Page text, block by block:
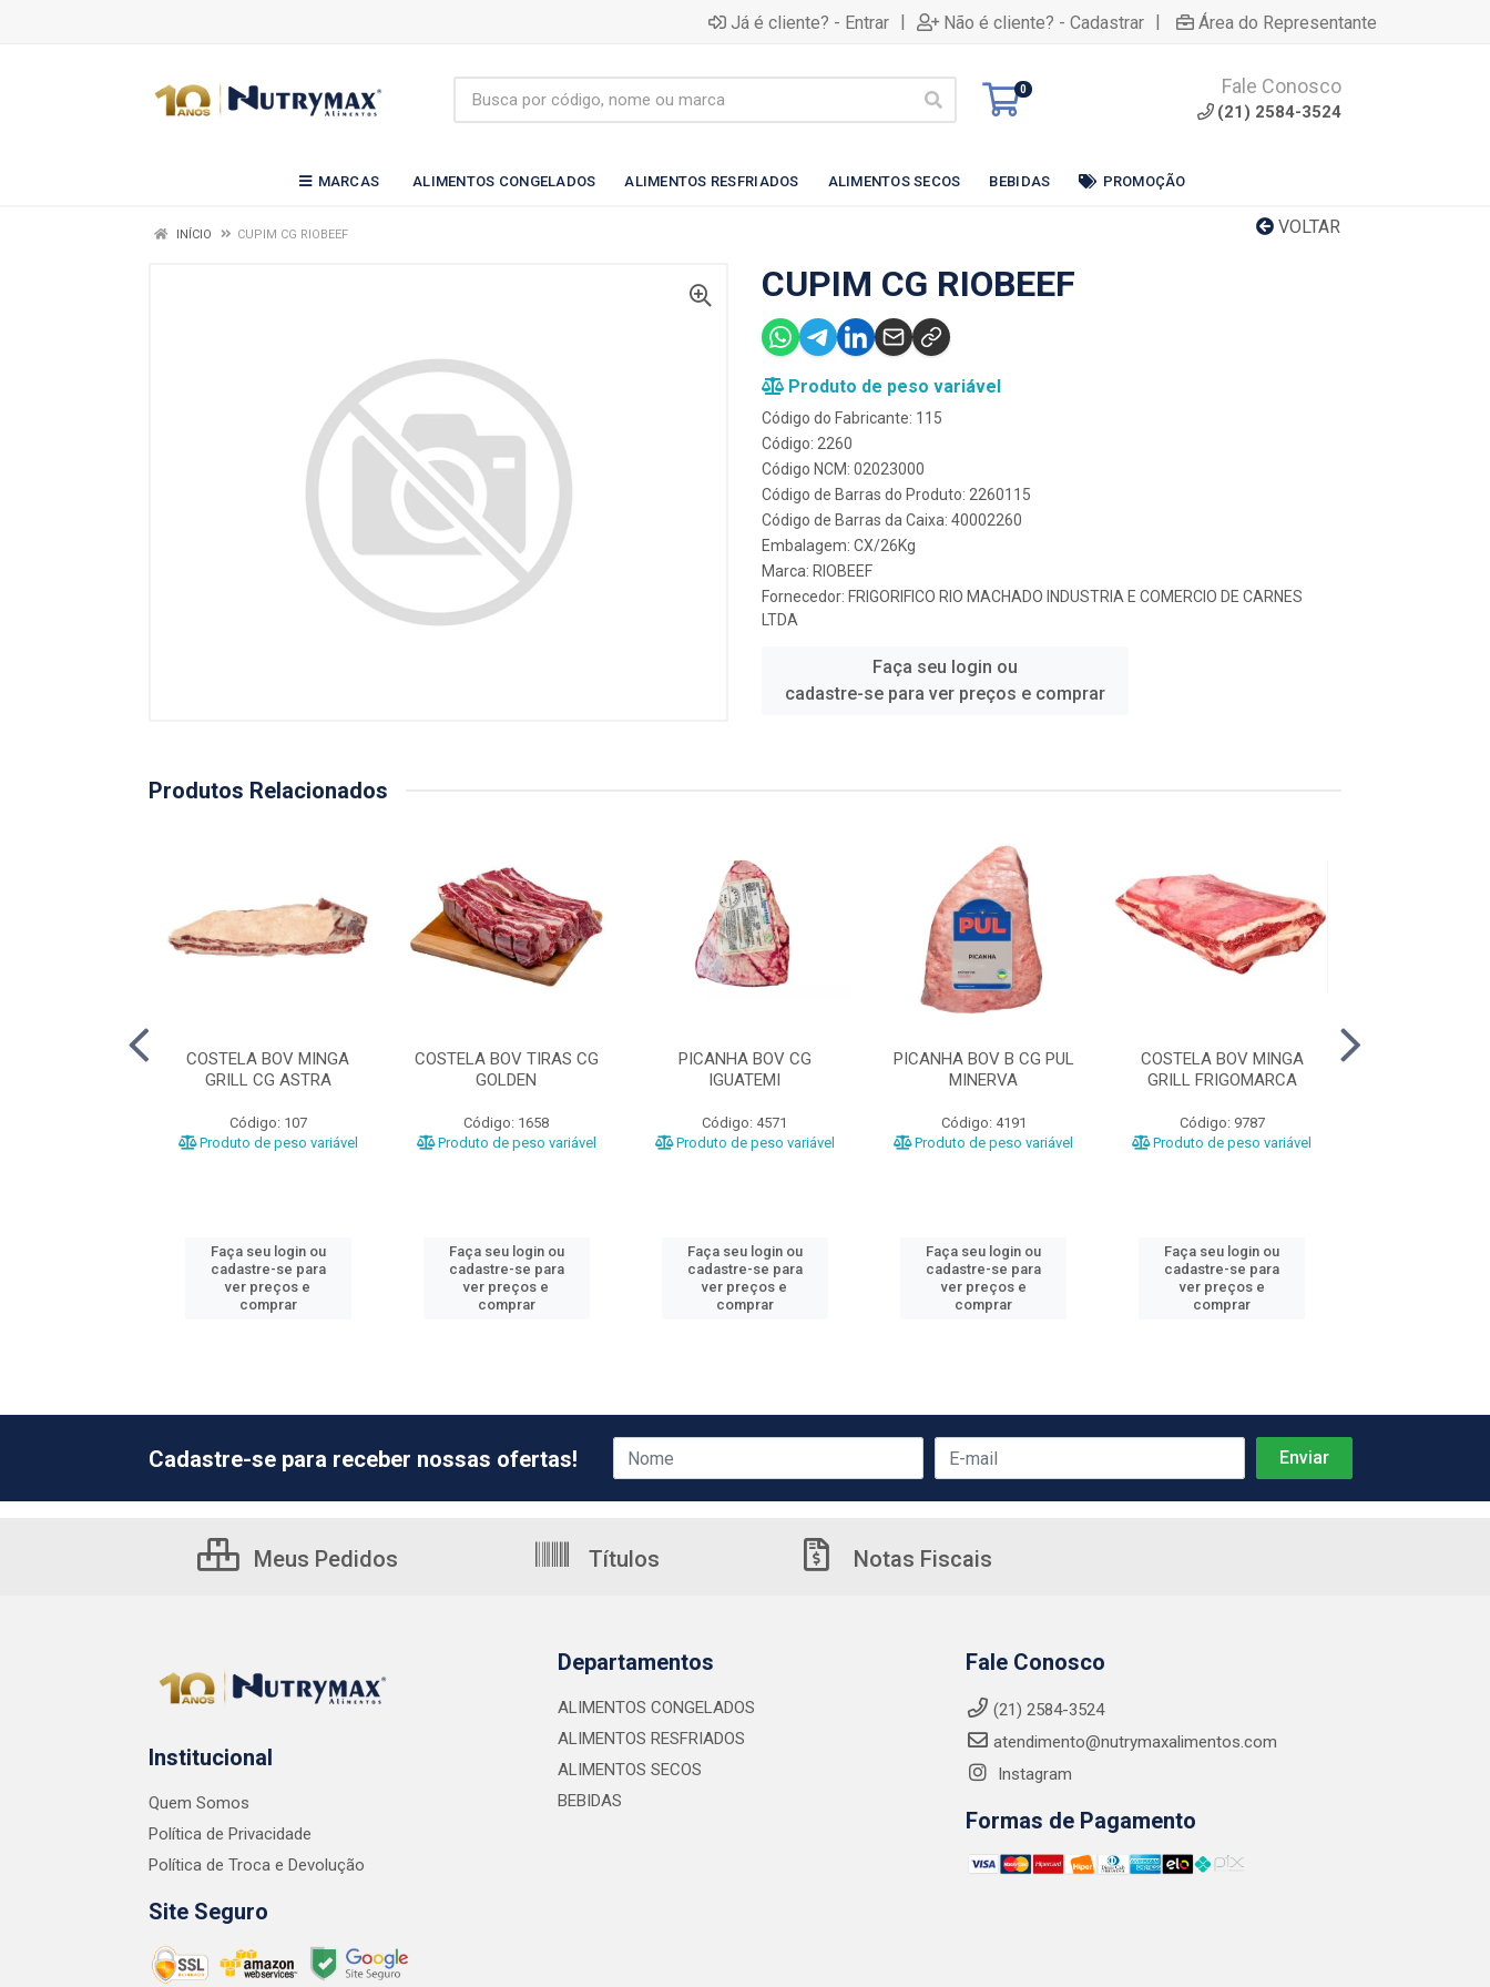
Já é cliente? - Entrar | Não é cliente? - Cadastrar | Área do Representante
0 Fale Conosco
(21) 2584-3524
MARCAS ALIMENTOS CONGELADOS ALIMENTOS RESFRIADOS ALIMENTOS SECOS BEBIDAS PROMOÇÃO
VOLTAR
INÍCIO CUPIM CG RIOBEEF
CUPIM CG RIOBEEF
Produto de peso variável
Código do Fabricante: 115
Código: 2260
Código NCM: 02023000
Código de Barras do Produto: 2260115
Código de Barras da Caixa: 40002260
Embalagem: CX/26Kg
Marca: RIOBEEF
Fornecedor: FRIGORIFICO RIO MACHADO INDUSTRIA E COMERCIO DE CARNES
LTDA
Faça seu login ou
cadastre-se para ver preços e comprar
Produtos Relacionados
COSTELA BOV MINGA
GRILL CG ASTRA
Código: 107
Produto de peso variável
Faça seu login ou
cadastre-se para
ver preços e
comprar
COSTELA BOV TIRAS CG
GOLDEN
Código: 1658
Produto de peso variável
Faça seu login ou
cadastre-se para
ver preços e
comprar
PICANHA BOV CG
IGUATEMI
Código: 4571
Produto de peso variável
Faça seu login ou
cadastre-se para
ver preços e
comprar
PICANHA BOV B CG PUL
MINERVA
Código: 4191
Produto de peso variável
Faça seu login ou
cadastre-se para
ver preços e
comprar
COSTELA BOV MINGA
GRILL FRIGOMARCA
Código: 9787
Produto de peso variável
Faça seu login ou
cadastre-se para
ver preços e
comprar
Cadastre-se para receber nossas ofertas!
Meus Pedidos Títulos Notas Fiscais
Institucional
Quem Somos
Política de Privacidade
Política de Troca e Devolução
Site Seguro
Departamentos
ALIMENTOS CONGELADOS
ALIMENTOS RESFRIADOS
ALIMENTOS SECOS
BEBIDAS
Fale Conosco
(21) 2584-3524
atendimento@nutrymaxalimentos.com
Instagram
Formas de Pagamento